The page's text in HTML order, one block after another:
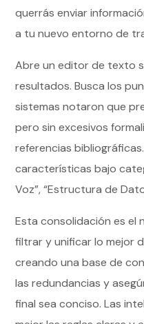
querrás enviar
a tu nuevo entorno de
Abre un editor de texto
resultados. Busca los
sistemas notaron que
pero sin excesivos
referencias
características bajo
Voz”, “Estructura de
Esta consolidación es el
filtrar y unificar lo mejor
creando una base de
las redundancias y
final sea conciso. Las